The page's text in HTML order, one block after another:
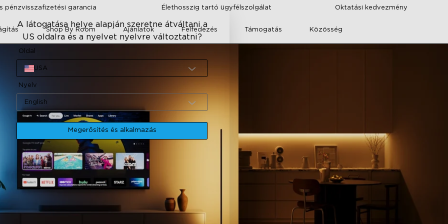
pénzvisszafizetési garancia Élethosszig tartó ügyfélszolgálat Oktatási kedvezmény
Shop By Room Ajánlatok Felfedezés Támogatás Közösség
A látogatása helye alapján szeretne átváltani a
US oldalra és a nyelvet nyelvre változtatni?
Oldal
USA
Nyelv
English
Megerősítés és alkalmazás